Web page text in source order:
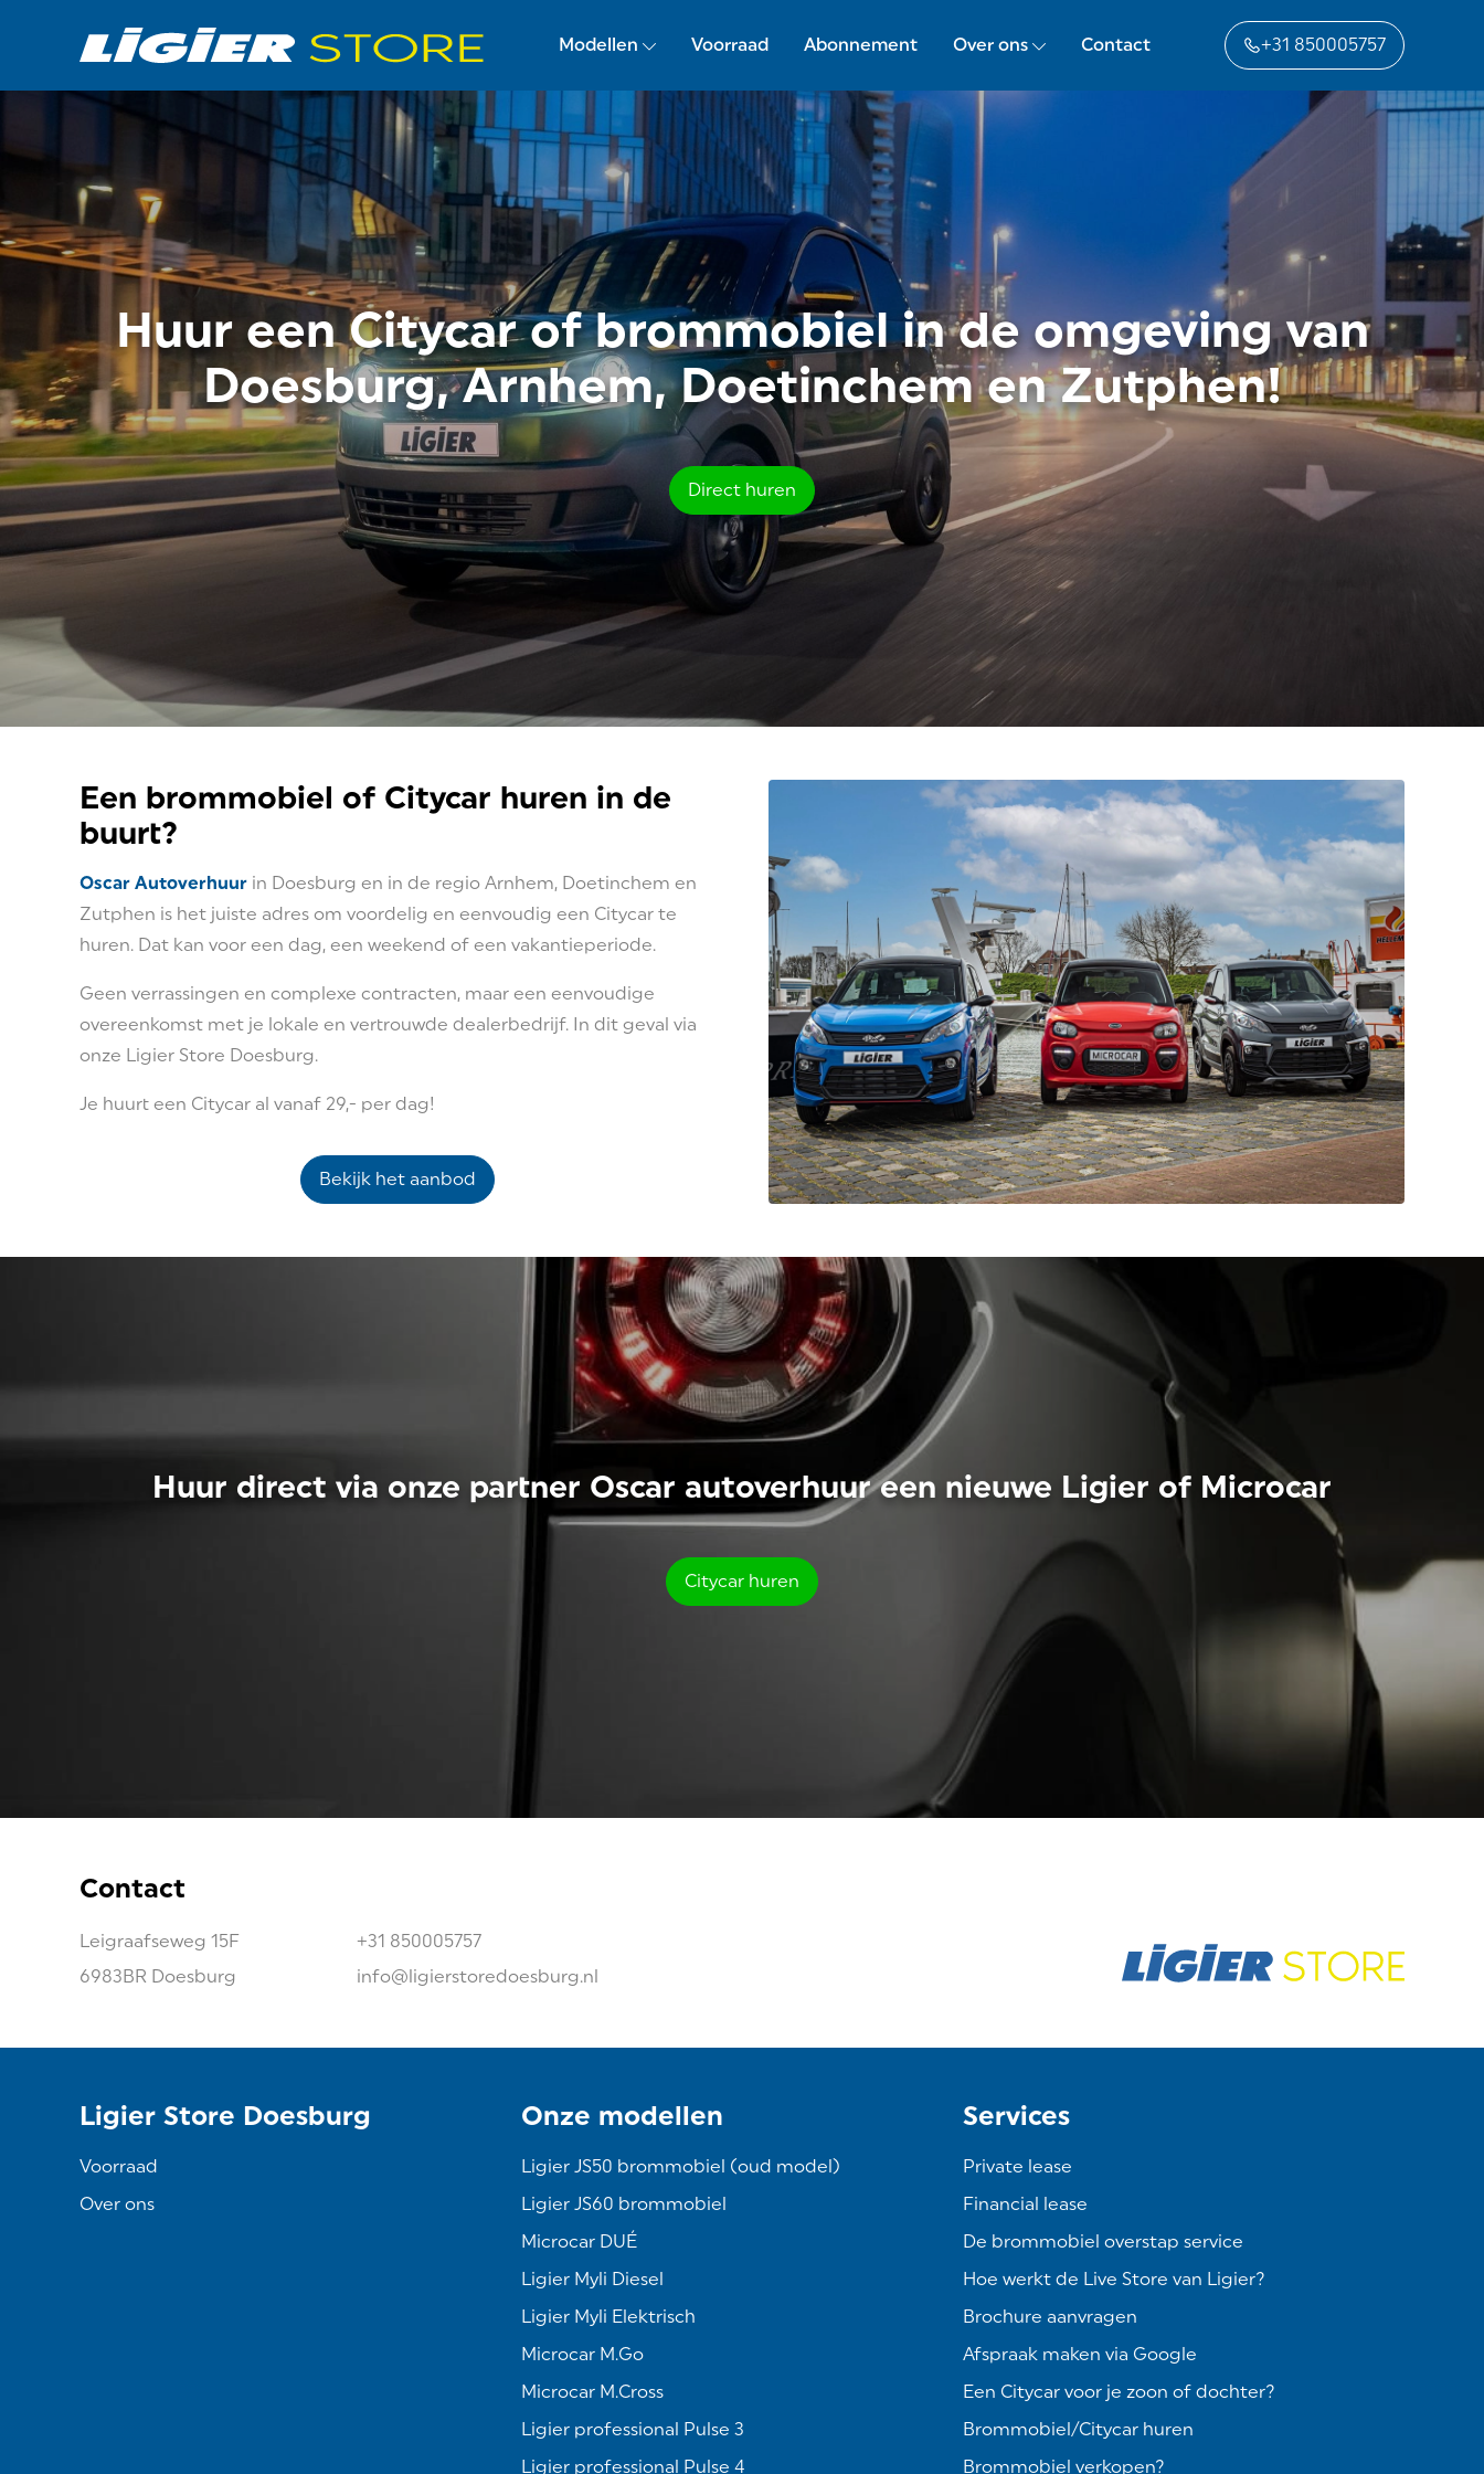
Modellen Voorraad Abonnement Over ons Contact +31 850005757
Huur een Citycar of brommobiel in de omgeving van
Doesburg, Arnhem, Doetinchem en Zutphen!
Direct huren
Een brommobiel of Citycar huren in de
buurt?
Oscar Autoverhuur in Doesburg en in de regio Arnhem, Doetinchem en
Zutphen is het juiste adres om voordelig en eenvoudig een Citycar te
huren. Dat kan voor een dag, een weekend of een vakantieperiode.
Geen verrassingen en complexe contracten, maar een eenvoudige
overeenkomst met je lokale en vertrouwde dealerbedrijf. In dit geval via
onze Ligier Store Doesburg.
Je huurt een Citycar al vanaf 29,- per dag!
Bekijk het aanbod
Huur direct via onze partner Oscar autoverhuur een nieuwe Ligier of Microcar
Citycar huren
Contact
Leigraafseweg 15F
6983BR Doesburg
+31 850005757
info@ligierstoredoesburg.nl
Ligier Store Doesburg
Voorraad
Over ons
Onze modellen
Ligier JS50 brommobiel (oud model)
Ligier JS60 brommobiel
Microcar DUÉ
Ligier Myli Diesel
Ligier Myli Elektrisch
Microcar M.Go
Microcar M.Cross
Ligier professional Pulse 3
Ligier professional Pulse 4
Services
Private lease
Financial lease
De brommobiel overstap service
Hoe werkt de Live Store van Ligier?
Brochure aanvragen
Afspraak maken via Google
Een Citycar voor je zoon of dochter?
Brommobiel/Citycar huren
Brommobiel verkopen?